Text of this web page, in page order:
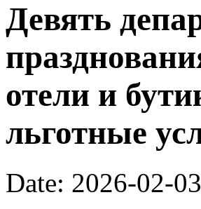
Девять
отели и
льготные
Date: 2026-02-03